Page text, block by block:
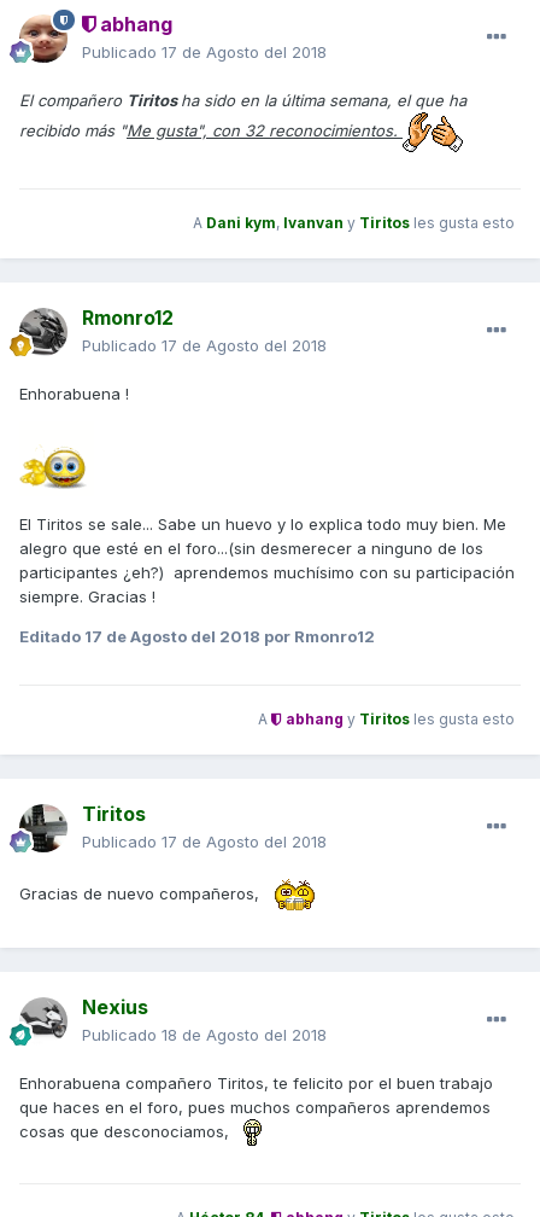
abhang
Publicado 17 de Agosto del 2018
El compañero Tiritosha sido en la última semana, el que ha
recibido más "Me gusta", con 32 reconocimientos.
A Dani kym, Ivanvan y Tiritos les gusta esto
Rmonro12
Publicado 17 de Agosto del 2018
Enhorabuena !
El Tiritos se sale... Sabe un huevo y lo explica todo muy bien. Me
alegro que esté en el foro...(sin desmerecer a ninguno de los
participantes ¿eh?) aprendemos muchísimo con su participación
siempre. Gracias !
Editado 17 de Agosto del 2018 por Rmonro12
A abhang y Tiritos les gusta esto
Tiritos
Publicado 17 de Agosto del 2018
Gracias de nuevo compañeros,
Nexius
Publicado 18 de Agosto del 2018
Enhorabuena compañero Tiritos, te felicito por el buen trabajo
que haces en el foro, pues muchos compañeros aprendemos
cosas que desconociamos,